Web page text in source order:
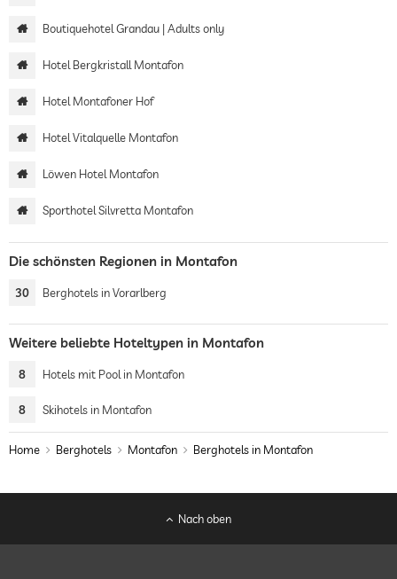
Boutiquehotel Grandau | Adults only
Hotel Bergkristall Montafon
Hotel Montafoner Hof
Hotel Vitalquelle Montafon
Löwen Hotel Montafon
Sporthotel Silvretta Montafon
Die schönsten Regionen in Montafon
30 Berghotels in Vorarlberg
Weitere beliebte Hoteltypen in Montafon
8 Hotels mit Pool in Montafon
8 Skihotels in Montafon
Home Berghotels Montafon Berghotels in Montafon
Nach oben